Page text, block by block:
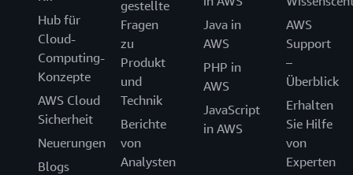
Hub für
Cloud-
Computing-
Konzepte
AWS Cloud
Sicherheit
Neuerungen
Blogs
gestellte
Fragen
zu
Produkt
und
Technik
Berichte
von
Analysten
Java in
AWS
PHP in
AWS
JavaScript
in AWS
AWS
Support
–
Überblick
Erhalten
Sie Hilfe
von
Experten